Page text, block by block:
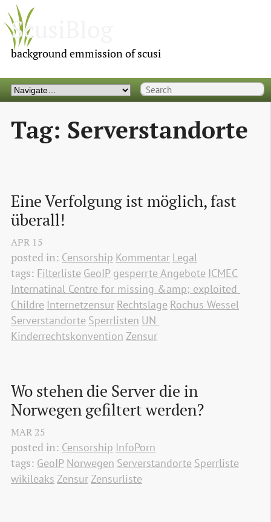
ScusiBlog
background emmission of scusi
Tag: Serverstandorte
Eine Verfolgung ist möglich, fast
überall!
APR 15
posted in: Censorship Kommentar Legal
tags: Filterliste GeoIP gesperrte Angebote ICMEC
Internatinal Centre for missing &amp; exploited
Childre Internetzensur Rechtslage Rochus Wessel
Serverstandorte Sperrlisten UN
Kinderrechtskonvention Zensur
Wo stehen die Server die in
Norwegen gefiltert werden?
MAR 25
posted in: Censorship InfoPorn
tags: GeoIP Norwegen Serverstandorte Sperrliste
wikileaks ZensurZensurliste